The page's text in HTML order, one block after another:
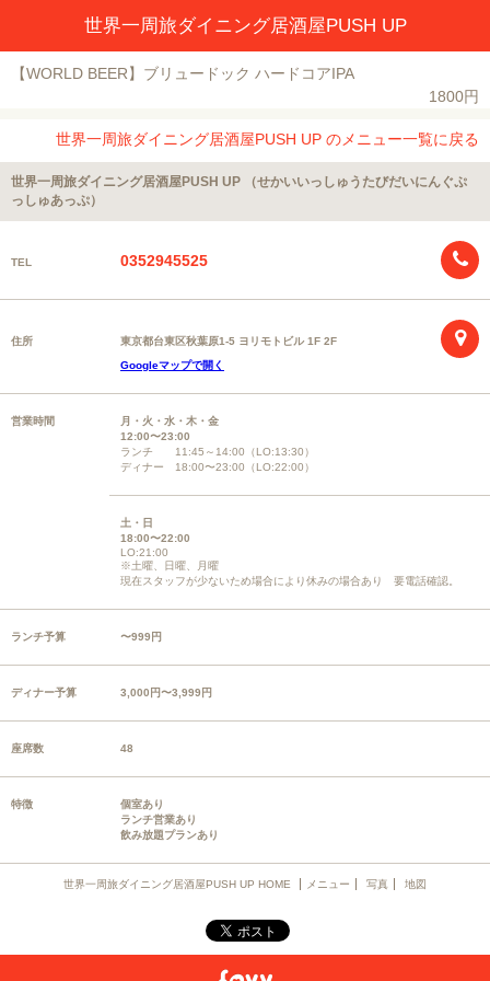
世界一周旅ダイニング居酒屋PUSH UP
【WORLD BEER】ブリュードック ハードコアIPA
1800円
世界一周旅ダイニング居酒屋PUSH UP のメニュー一覧に戻る
世界一周旅ダイニング居酒屋PUSH UP （せかいいっしゅうたびだいにんぐぷ
っしゅあっぷ）
TEL 0352945525
住所
東京都台東区秋葉原1-5 ヨリモトビル 1F 2F
Googleマップで開く
営業時間
月・火・水・木・金
12:00〜23:00
ランチ 11:45～14:00（LO:13:30）
ディナー 18:00〜23:00（LO:22:00）
土・日
18:00〜22:00
LO:21:00
※土曜、日曜、月曜
現在スタッフが少ないため場合により休みの場合あり 要電話確認。
ランチ予算 〜999円
ディナー予算 3,000円〜3,999円
座席数 48
特徴
個室あり
ランチ営業あり
飲み放題プランあり
世界一周旅ダイニング居酒屋PUSH UP HOME メニュー 写真 地図